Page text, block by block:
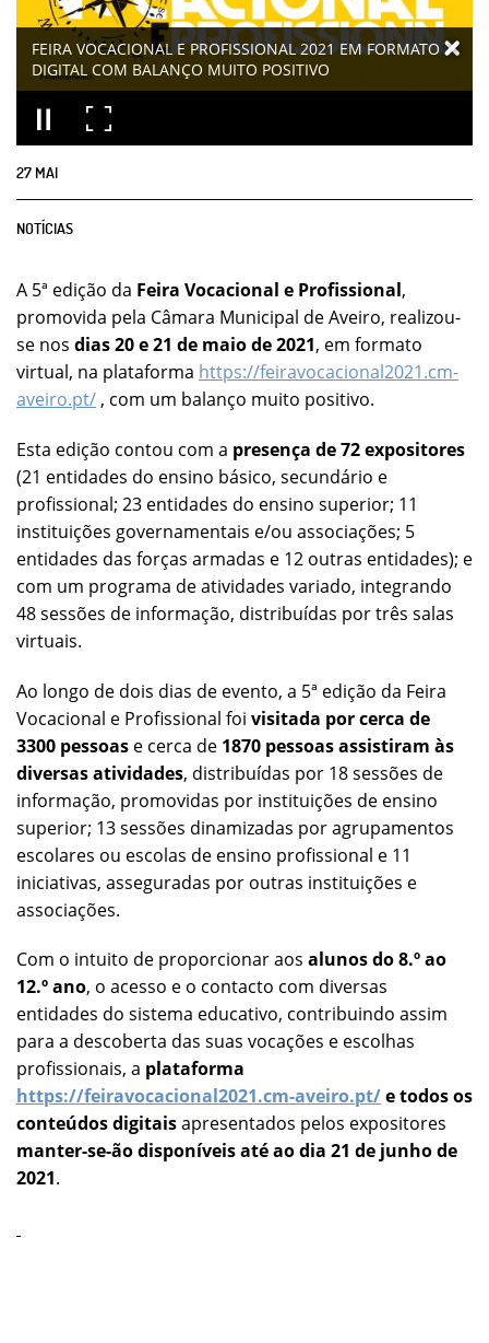
FEIRA VOCACIONAL E PROFISSIONAL 2021 EM FORMATO
DIGITAL COM BALANÇO MUITO POSITIVO
27 MAI
NOTÍCIAS
A 5ª edição da Feira Vocacional e Profissional,
promovida pela Câmara Municipal de Aveiro, realizou-
se nos dias 20 e 21 de maio de 2021, em formato
virtual, na plataforma https://feiravocacional2021.cm-
aveiro.pt/ , com um balanço muito positivo.
Esta edição contou com a presença de 72 expositores
(21 entidades do ensino básico, secundário e
profissional; 23 entidades do ensino superior; 11
instituições governamentais e/ou associações; 5
entidades das forças armadas e 12 outras entidades); e
com um programa de atividades variado, integrando
48 sessões de informação, distribuídas por três salas
virtuais.
Ao longo de dois dias de evento, a 5ª edição da Feira
Vocacional e Profissional foi visitada por cerca de
3300 pessoas e cerca de 1870 pessoas assistiram às
diversas atividades, distribuídas por 18 sessões de
informação, promovidas por instituições de ensino
superior; 13 sessões dinamizadas por agrupamentos
escolares ou escolas de ensino profissional e 11
iniciativas, asseguradas por outras instituições e
associações.
Com o intuito de proporcionar aos alunos do 8.º ao
12.º ano, o acesso e o contacto com diversas
entidades do sistema educativo, contribuindo assim
para a descoberta das suas vocações e escolhas
profissionais, a plataforma
https://feiravocacional2021.cm-aveiro.pt/e todos os
conteúdos digitaisapresentados pelos expositores
manter-se-ãodisponíveis até ao dia 21 de junho de
2021.